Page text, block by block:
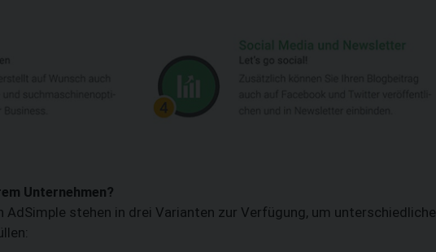
Unternehmen?
stehen in drei Varianten zur Verfügung, um unterschiedliche